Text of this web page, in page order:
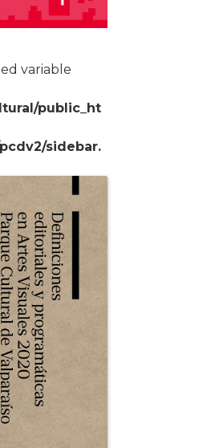
variable
public_ht
sidebar.